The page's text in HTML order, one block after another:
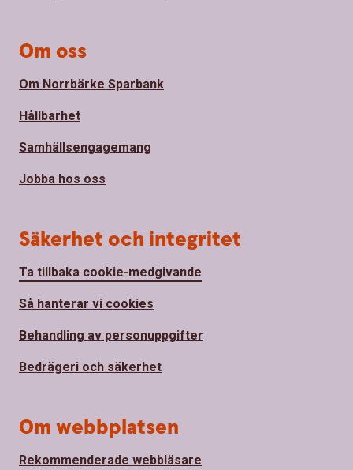
Om oss
Om Norrbärke Sparbank
Hållbarhet
Samhällsengagemang
Jobba hos oss
Säkerhet och integritet
Ta tillbaka cookie-medgivande
Så hanterar vi cookies
Behandling av personuppgifter
Bedrägeri och säkerhet
Om webbplatsen
Rekommenderade webbläsare